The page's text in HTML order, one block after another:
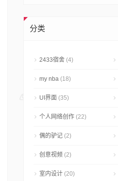
分类
2433宿舍 (4)
my nba (18)
UI界面 (35)
个人网络创作 (22)
偶的驴记 (2)
创意视频 (2)
室内设计 (20)